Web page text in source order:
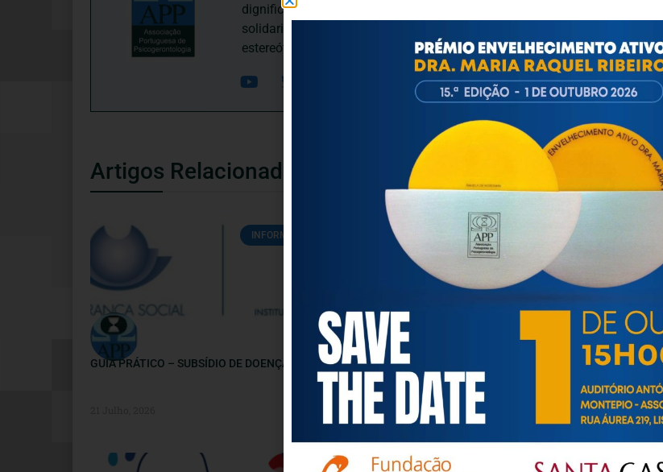
dignificação, respeito, saúde, autonomia, participação e segurança das
solidariedade intergeracional, e de uma sociedade mais inclusiva para
estereótipos negativos relativamente à idade e ao envelhecimento.
Artigos Relacionados
INFORMAÇÕES ÚTEIS
GUIA PRÁTICO – SUBSÍDIO DE DOENÇA
ARTIGOS / INFORMAÇÕES / ATUALIDADE
CULPA E AUTOESTIMA em cuidadores informais
17 Julho, 2026